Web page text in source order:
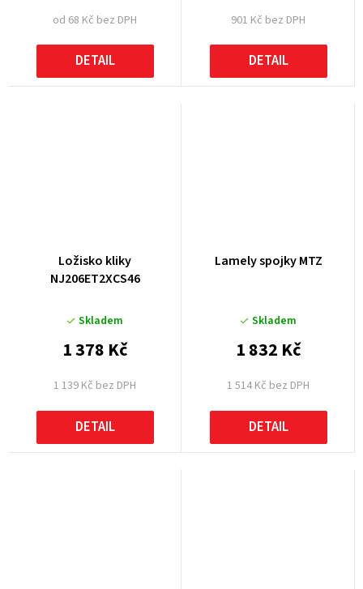
od 68 Kč bez DPH
DETAIL
901 Kč bez DPH
DETAIL
Ložisko kliky
NJ206ET2XCS46
Skladem
1 139 Kč bez DPH
1 378 Kč
DETAIL
Lamely spojky MTZ
Skladem
1 514 Kč bez DPH
1 832 Kč
DETAIL